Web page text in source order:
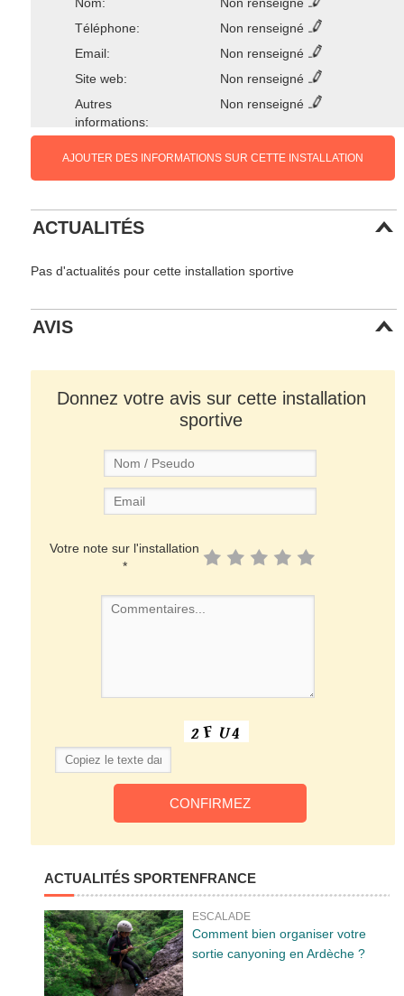
Téléphone:
Non renseigné
Email:
Non renseigné
Site web:
Non renseigné
Autres
informations:
Non renseigné
AJOUTER DES INFORMATIONS SUR CETTE INSTALLATION
ACTUALITÉS
Pas d'actualités pour cette installation sportive
AVIS
Donnez votre avis sur cette installation
sportive
Votre note sur l'installation
*
ACTUALITÉS SPORTENFRANCE
ESCALADE
Comment bien organiser votre
sortie canyoning en Ardèche ?